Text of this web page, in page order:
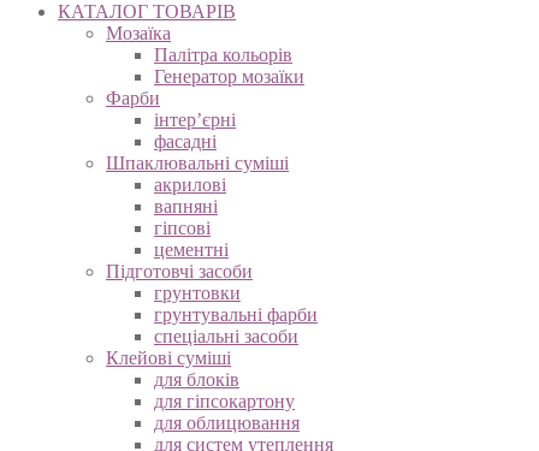
КАТАЛОГ ТОВАРІВ
Мозаїка
Палітра кольорів
Генератор мозаїки
Фарби
інтер’єрні
фасадні
Шпаклювальні суміші
акрилові
вапняні
гіпсові
цементні
Підготовчі засоби
грунтовки
грунтувальні фарби
спеціальні засоби
Клейові суміші
для блоків
для гіпсокартону
для облицювання
для систем утеплення